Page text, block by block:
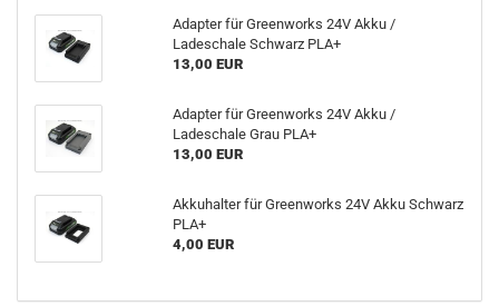
Adapter für Greenworks 24V Akku /
Ladeschale Schwarz PLA+
13,00 EUR
Adapter für Greenworks 24V Akku /
Ladeschale Grau PLA+
13,00 EUR
Akkuhalter für Greenworks 24V Akku Schwarz
PLA+
4,00 EUR